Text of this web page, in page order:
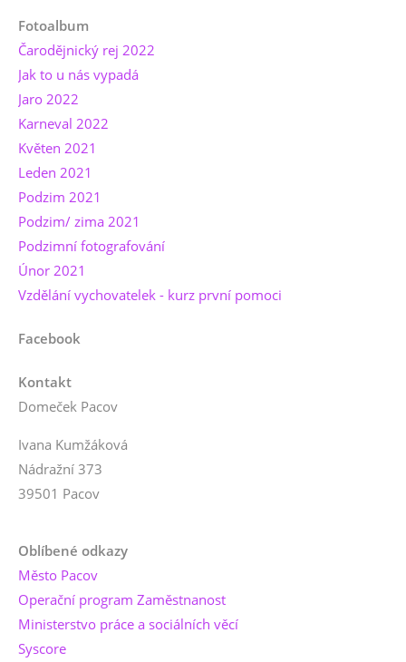
Fotoalbum
Čarodějnický rej 2022
Jak to u nás vypadá
Jaro 2022
Karneval 2022
Květen 2021
Leden 2021
Podzim 2021
Podzim/ zima 2021
Podzimní fotografování
Únor 2021
Vzdělání vychovatelek - kurz první pomoci
Facebook
Kontakt
Domeček Pacov
Ivana Kumžáková
Nádražní 373
39501 Pacov
Oblíbené odkazy
Město Pacov
Operační program Zaměstnanost
Ministerstvo práce a sociálních věcí
Syscore